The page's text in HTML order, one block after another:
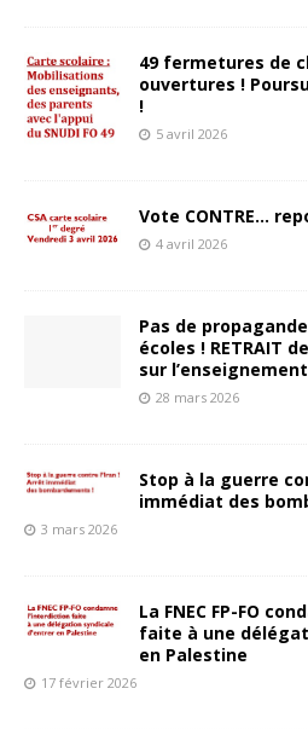
49 fermetures de
ouvertures !
!
5 avril 2026
Vote CONTRE…
4 avril 2026
Pas de
écoles ! RETRAIT
sur
28 mars 2026
Stop à la guerre
immédiat des
3 mars 2026
La FNEC FP-FO
faite à une
en Palestine
17 février 2026